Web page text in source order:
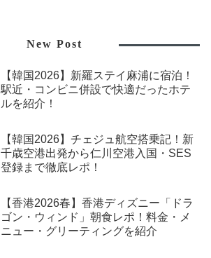
New Post
【韓国2026】新羅ステイ麻浦に宿泊！
駅近・コンビニ併設で快適だったホテ
ルを紹介！
【韓国2026】チェジュ航空搭乗記！新
千歳空港出発から仁川空港入国・SES
登録まで徹底レポ！
【香港2026春】香港ディズニー「ドラ
ゴン・ウィンド」朝食レポ！料金・メ
ニュー・グリーティングを紹介